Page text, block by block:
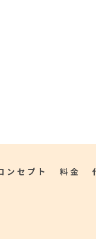
ンセプト 料金